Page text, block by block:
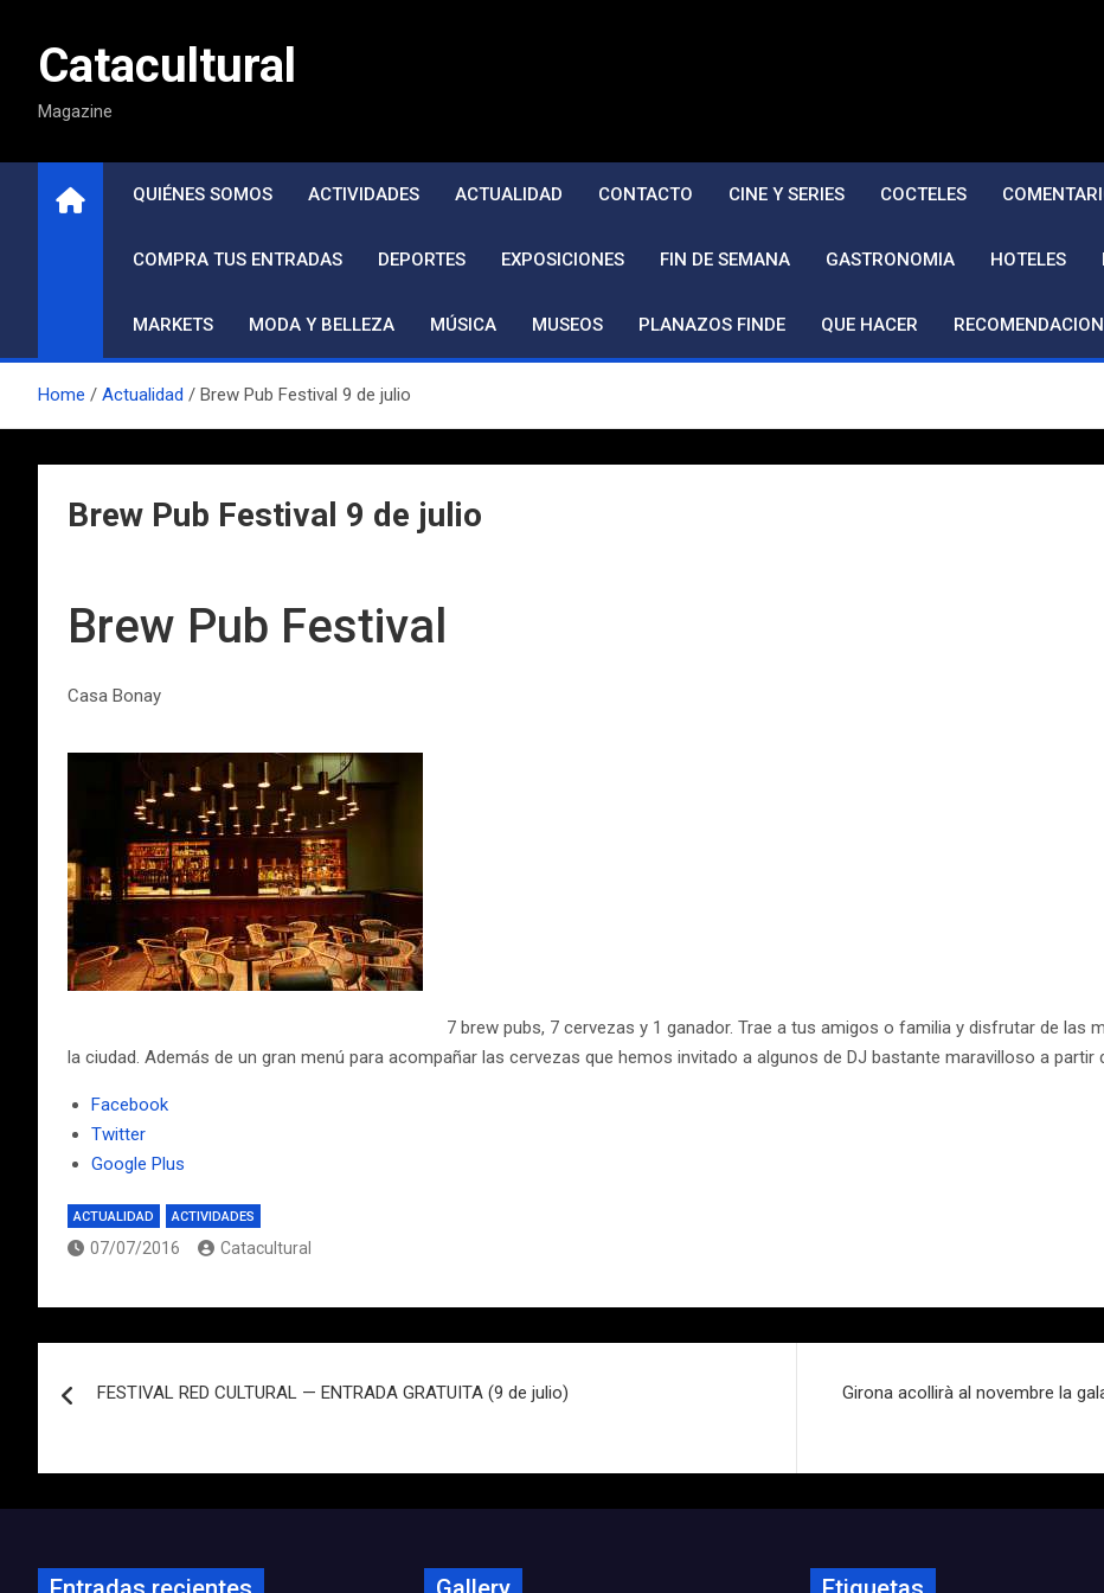
contenidoCatacultural
Magazine
QUIÉNES SOMOS ACTIVIDADES ACTUALIDAD CONTACTO CINE Y SERIES COCTELES
COMPRA TUS ENTRADAS DEPORTES EXPOSICIONES FIN DE SEMANA GASTRONOMIA HOTELES
MARKETS MODA Y BELLEZA MÚSICA MUSEOS PLANAZOS FINDE QUE HACER
Home Actualidad Brew Pub Festival 9 de julio
Brew Pub Festival 9 de julio
Brew Pub Festival
Casa Bonay
7 brew pubs, 7 cervezas y 1 ganador. Trae a tus amigos o familia y disfrutar de las
la ciudad. Además de un gran menú para acompañar las cervezas que hemos invitado a algunos de DJ bastante maravilloso a partir
Facebook
Twitter
Google Plus
ACTUALIDAD ACTIVIDADES
07/07/2016 Catacultural
de
entradas
FESTIVAL RED CULTURAL — ENTRADA GRATUITA (9 de julio)
Girona acollirà al novembre la